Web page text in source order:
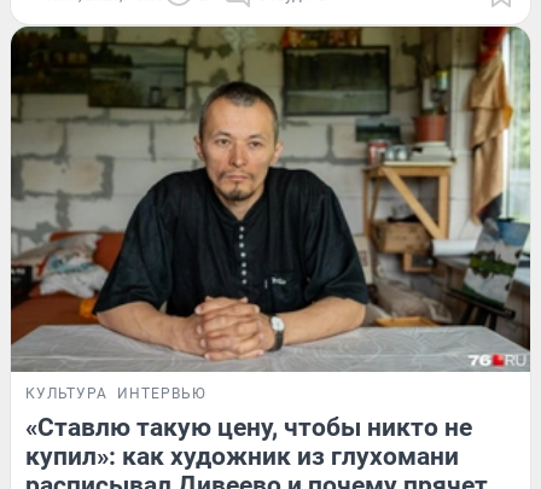
КУЛЬТУРА ИНТЕРВЬЮ
«Ставлю такую цену, чтобы никто не
купил»: как художник из глухомани